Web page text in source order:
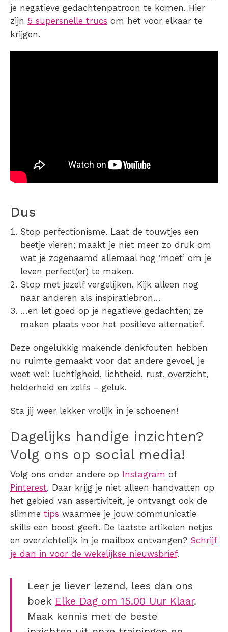
je negatieve gedachtenpatroon te komen. Hier
zijn 5 supersnelle trucs om het voor elkaar te
krijgen.
Dus
Stop perfectionisme. Laat de touwtjes een
beetje vieren; maakt je niet meer zo druk om
wat je zogenaamd allemaal nog ‘moet’ om je
leven perfect(er) te maken.
Stop met jezelf vergelijken. Kijk alleen nog
naar anderen als inspiratiebron…
…en let goed op je negatieve gedachten; ze
maken plaats voor het positieve alternatief.
Deze ongelukkig makende denkfouten hebben
nu ruimte gemaakt voor dat andere gevoel, je
weet wel: luchtigheid, lichtheid, rust, overzicht,
helderheid en zelfs – geluk.
Sta jij weer lekker vrolijk in je schoenen!
Dagelijks handige inzichten?
Volg ons op social media!
Volg ons onder andere op Instagram of
Pinterest. Daar krijg je niet alleen handvatten op
het gebied van assertiviteit, je ontvangt ook de
slimme tips waarmee je jouw communicatie
skills een boost geeft. De laatste artikelen netjes
en overzichtelijk in je mailbox ontvangen? Schrijf
je dan in voor de wekelijkse nieuwsbrief.
Leer je liever lezend, lees dan ons
boek Elke Dag om 15.00 Uur Klaar.
Maak kennis met de beste